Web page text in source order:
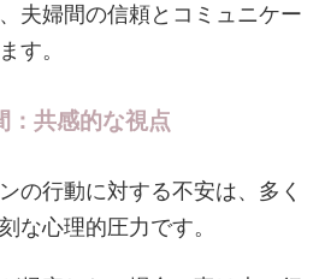
夫婦間の信頼とコミュニケー
す。
：共感的な視点
の行動に対する不安は、多く
な心理的圧力です。